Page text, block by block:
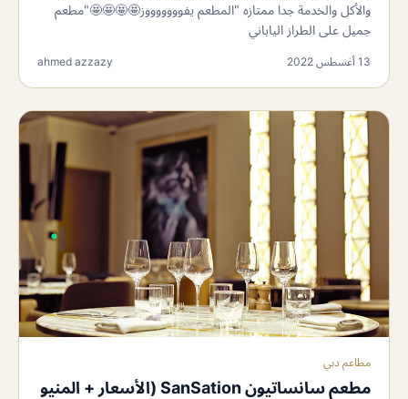
والأكل والخدمة جدا ممتازه "المطعم يفوووووووز🤩🤩🤩🤩"مطعم
جميل على الطراز الياباني
13 أغسطس 2022 ahmed azzazy
مطاعم دبي
مطعم سانساتيون SanSation (الأسعار + المنيو